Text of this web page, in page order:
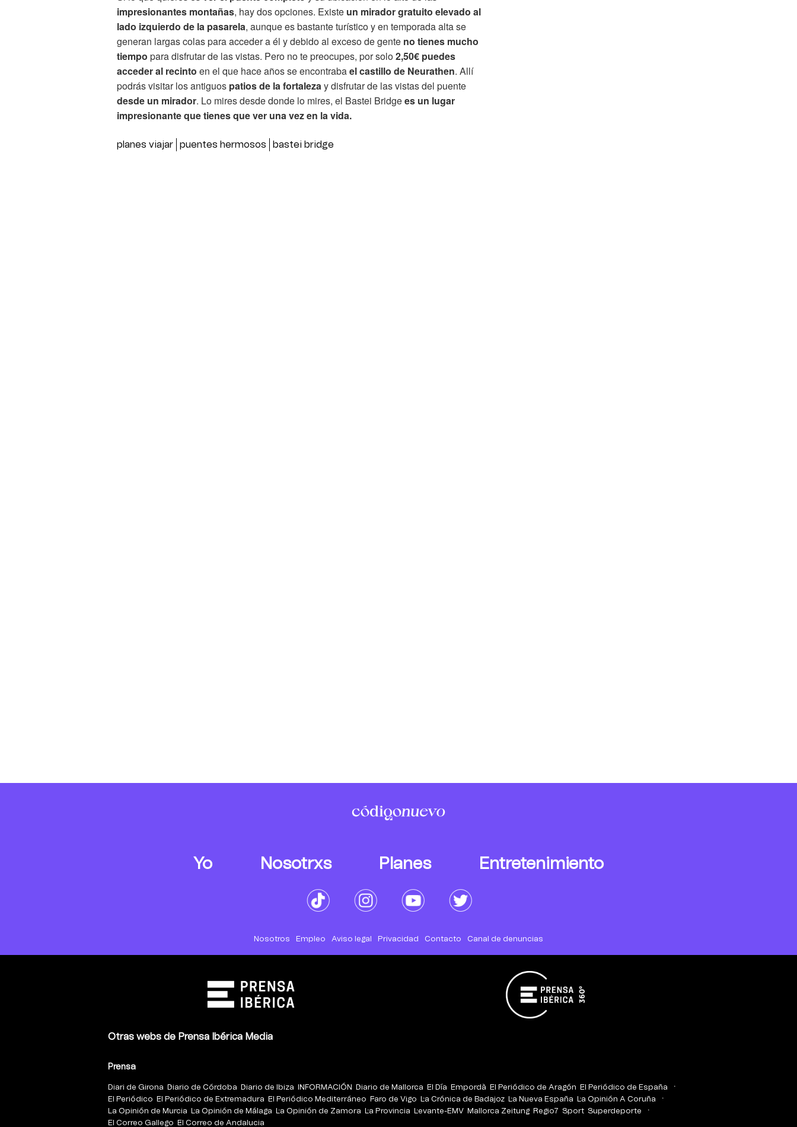
impresionantes montañas, hay dos opciones. Existe un mirador gratuito elevado al
lado izquierdo de la pasarela, aunque es bastante turístico y en temporada alta se
generan largas colas para acceder a él y debido al exceso de gente no tienes mucho
tiempo para disfrutar de las vistas. Pero no te preocupes, por solo2,50€ puedes
acceder al recinto en el que hace años se encontrabael castillo de Neurathen. Allí
podrás visitar los antiguos patios de la fortalezay disfrutar de las vistas del puente
desde un mirador. Lo mires desde donde lo mires, el Bastei Bridgees un lugar
impresionante que tienes que ver una vez en la vida.
planes viajar puentes hermosos bastei bridge
Yo Nosotrxs Planes Entretenimiento
Nosotros Empleo Aviso legal Privacidad Contacto Canal de denuncias
Otras webs de Prensa Ibérica Media
Prensa
Diari de Girona Diario de Córdoba Diario de Ibiza INFORMACIÓN Diario de Mallorca El Día Empordà El Periódico de Aragón
El Periódico de España
El Periódico
El Periódico de Extremadura El Periódico Mediterráneo Faro de Vigo La Crónica de Badajoz La Nueva España
La Opinión A Coruña
La Opinión de Murcia
La Opinión de Málaga La Opinión de Zamora La Provincia Levante-EMV Mallorca Zeitung Regio7 Sport Superdeporte
El Correo Gallego
El Correo de Andalucia